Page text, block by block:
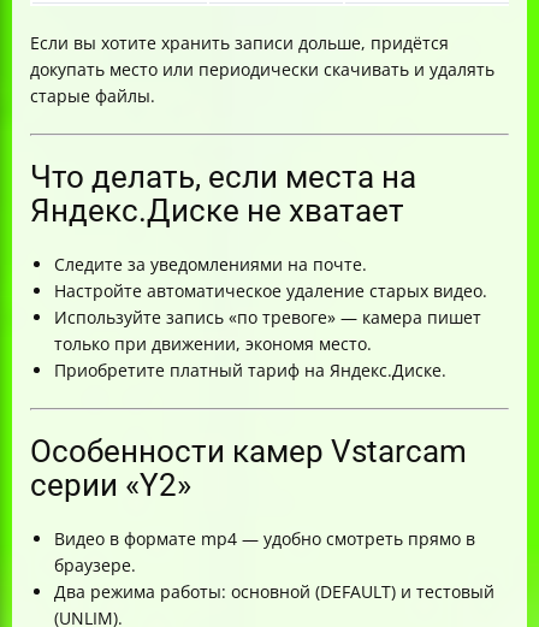
Если вы хотите хранить записи дольше, придётся
докупать место или периодически скачивать и удалять
старые файлы.
Что делать, если места на
Яндекс.Диске не хватает
Следите за уведомлениями на почте.
Настройте автоматическое удаление старых видео.
Используйте запись «по тревоге» — камера пишет
только при движении, экономя место.
Приобретите платный тариф на Яндекс.Диске.
Особенности камер Vstarcam
серии «Y2»
Видео в формате mp4 — удобно смотреть прямо в
браузере.
Два режима работы: основной (DEFAULT) и тестовый
(UNLIM).